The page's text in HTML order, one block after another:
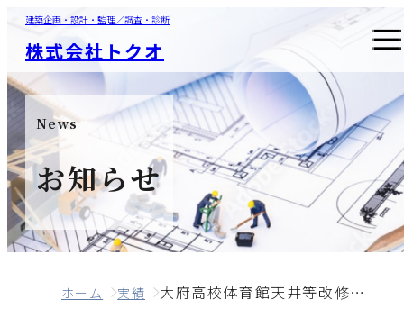
建築企画・設計・監理／調査・診断
株式会社トクオ
News
お知らせ
ホーム 実績 大府高校体育館天井等改修工事監理